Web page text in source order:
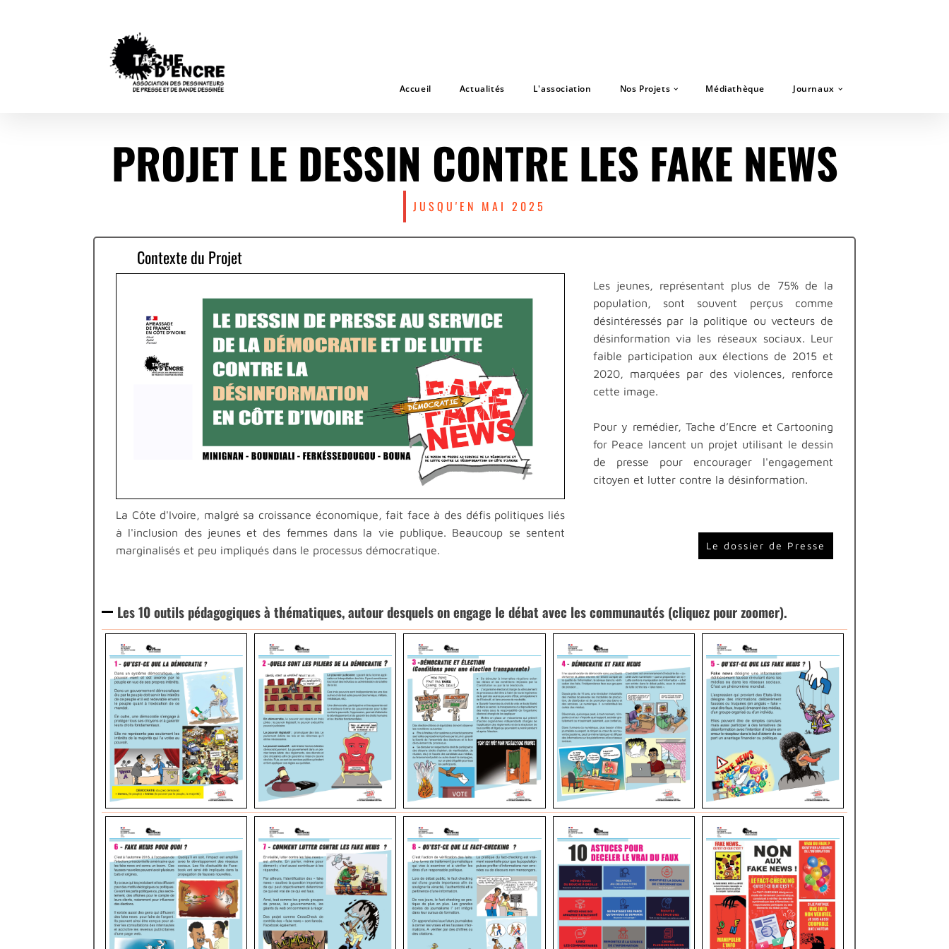
Accueil Actualités L'association Nos Projets Médiathèque Journaux
PROJET LE DESSIN CONTRE LES FAKE NEWS
JUSQU'EN MAI 2025
Contexte du Projet
La Côte d'Ivoire, malgré sa croissance économique, fait face à des défis politiques liés
à l'inclusion des jeunes et des femmes dans la vie publique. Beaucoup se sentent
marginalisés et peu impliqués dans le processus démocratique.
Les jeunes, représentant plus de 75% de la
population, sont souvent perçus comme
désintéressés par la politique ou vecteurs de
désinformation via les réseaux sociaux. Leur
faible participation aux élections de 2015 et
2020, marquées par des violences, renforce
cette image.
Pour y remédier, Tache d’Encre et Cartooning
for Peace lancent un projet utilisant le dessin
de presse pour encourager l'engagement
citoyen et lutter contre la désinformation.
Le dossier de Presse
Les 10 outils pédagogiques à thématiques, autour desquels on engage le débat avec les communautés (cliquez pour zoomer).